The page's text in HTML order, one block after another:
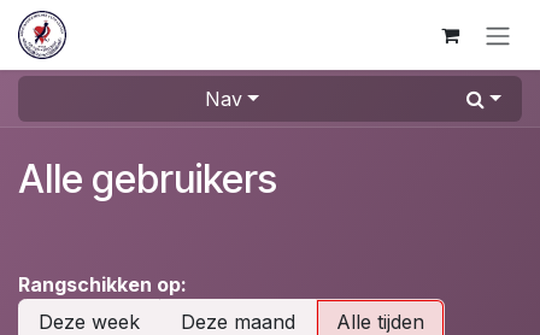
Overslaan naar inhoud
Nav
Alle gebruikers
Rangschikken op:
Deze week
Deze maand Alle tijden